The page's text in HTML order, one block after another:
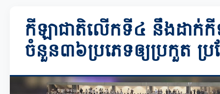
កីឡាជាតិលើកទី៤ នឹងដាក់
ចំនួន៣៦ប្រភេទឲ្យប្រកួត ប្រជ